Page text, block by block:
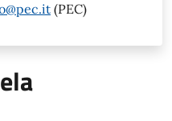
(PEC)